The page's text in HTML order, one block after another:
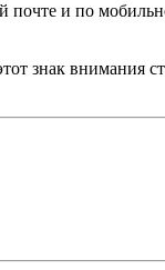
и по
знак внимания